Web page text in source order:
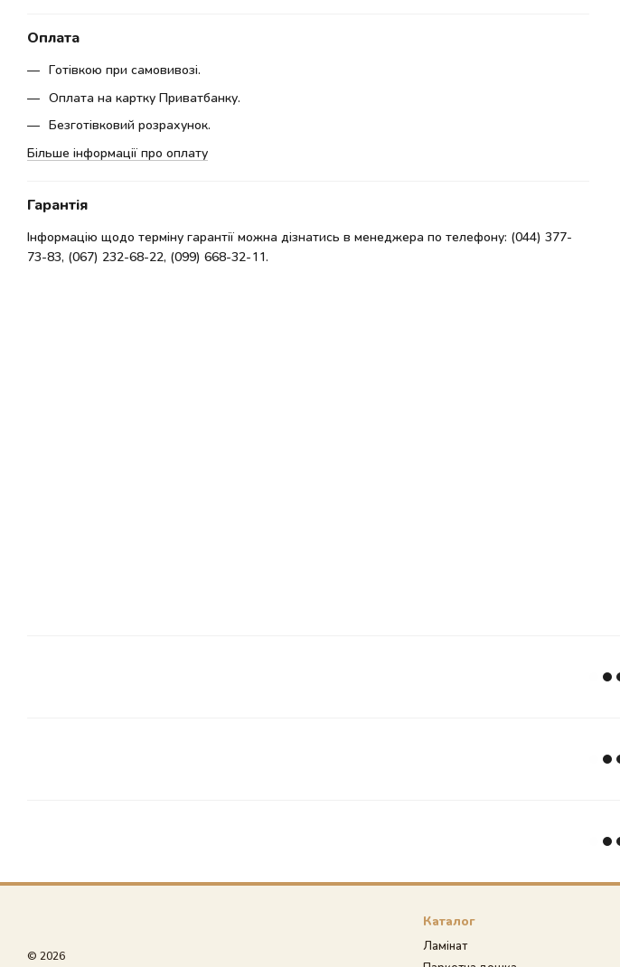
Оплата
Готівкою при самовивозі.
Оплата на картку Приватбанку.
Безготівковий розрахунок.
Більше інформації про оплату
Гарантія
Інформацію щодо терміну гарантії можна дізнатись в менеджера по телефону: (044) 377-
73-83, (067) 232-68-22, (099) 668-32-11.
© 2026
Каталог
Ламінат